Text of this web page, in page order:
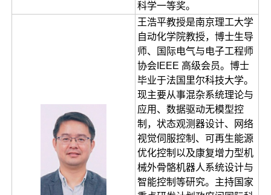
科学一等奖。
王浩平教授是南京理工大学
自动化学院教授，博士生导
师、国际电气与电子工程师
协会IEEE 高级会员。博士
毕业于法国里尔科技大学。
现主要从事混杂系统理论与
应用、数据驱动无模型控
制，状态观测器设计、网络
视觉伺服控制、可再生能源
优化控制以及康复增力型机
械外骨骼机器人系统设计与
智能控制等研究。主持国家